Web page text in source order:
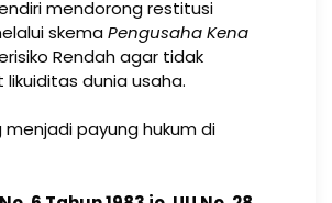
mendorong restitusi
skemaPengusaha Kena
Rendah agar tidak
dunia usaha.
menjadi payung hukum di